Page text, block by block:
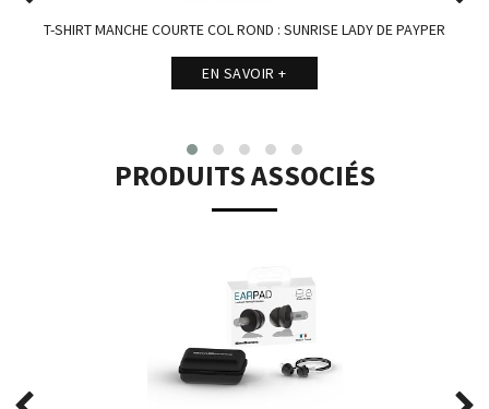
T-SHIRT MANCHE COURTE COL ROND : SUNRISE LADY DE PAYPER
EN SAVOIR +
PRODUITS ASSOCIÉS